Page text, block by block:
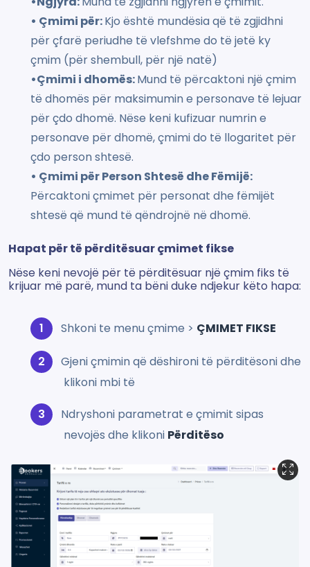
• Çmimi për:Kjo është mundësia që të zgjidhni
për çfarë periudhe të vlefshme do të jetë ky
çmim (për shembull, për një natë)
•Çmimi i dhomës:Mund të përcaktoni një çmim
të dhomës për maksimumin e personave të lejuar
për çdo dhomë. Nëse keni kufizuar numrin e
personave për dhomë, çmimi do të llogaritet për
çdo person shtesë.
• Çmimi për Person Shtesë dhe Fëmijë:
Përcaktoni çmimet për personat dhe fëmijët
shtesë që mund të qëndrojnë në dhomë.
Hapat për të përditësuar çmimet fikse
Nëse keni nevojë për të përditësuar një çmim fiks të
krijuar më parë, mund ta bëni duke ndjekur këto hapa:
Shkoni te menu çmime > ÇMIMET FIKSE
Gjeni çmimin që dëshironi të përditësoni dhe
klikoni mbi të
Ndryshoni parametrat e çmimit sipas
nevojës dhe klikoni Përditëso